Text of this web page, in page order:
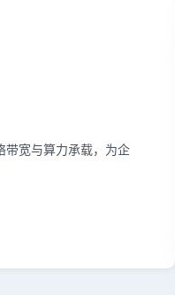
带宽与算力承载，为企